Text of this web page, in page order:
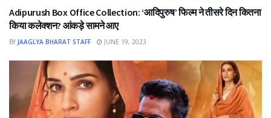
Adipurush Box Office Collection: ‘आदिपुरुष’ फिल्म ने तीसरे दिन कितना
किया कलेक्शन? आंकड़े सामने आए
BY JAAGLYA BHARAT STAFF JUNE 19, 2023